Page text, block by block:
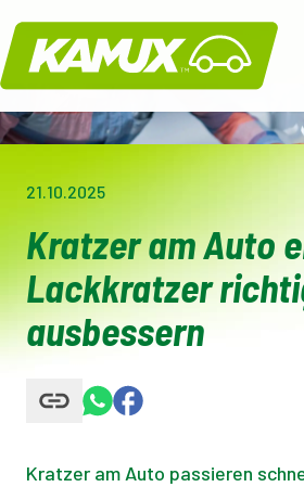
Kamux
21.10.2025
Kratzer am Auto
Lackkratzer
ausbessern
Kratzer am Auto passieren